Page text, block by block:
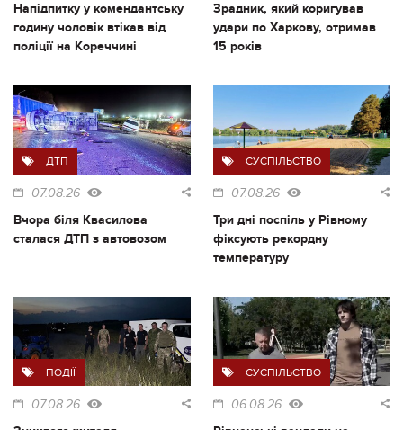
Напідпитку у комендантську
годину чоловік втікав від
поліції на Кореччині
Зрадник, який коригував
удари по Харкову, отримав
15 років
ДТП
07.08.26
Вчора біля Квасилова
сталася ДТП з автовозом
СУСПІЛЬСТВО
07.08.26
Три дні поспіль у Рівному
фіксують рекордну
температуру
ПОДІЇ
07.08.26
СУСПІЛЬСТВО
06.08.26